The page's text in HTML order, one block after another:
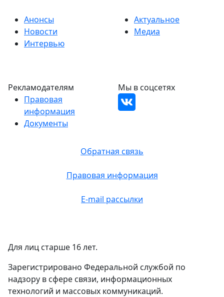
Анонсы
Новости
Интервью
Актуальное
Медиа
Обратная связь
Правовая информация
E-mail рассылки
Рекламодателям
Правовая
информация
Документы
Мы в соцсетях
Для лиц старше 16 лет.
Зарегистрировано Федеральной службой по
надзору в сфере связи, информационных
технологий и массовых коммуникаций.